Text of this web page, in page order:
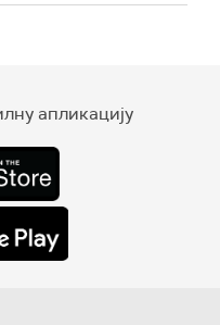
апликацију